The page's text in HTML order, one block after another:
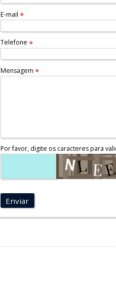
E-mail *
Telefone *
Mensagem *
Por favor, digite os caracteres para
Enviar